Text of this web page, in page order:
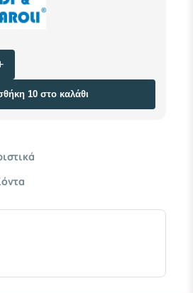
10 στο καλάθι